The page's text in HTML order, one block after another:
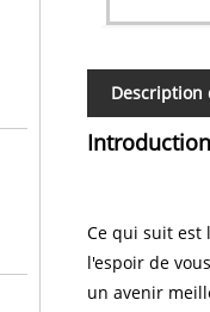
Introduction
Ce qui suit est
l'espoir de
un avenir